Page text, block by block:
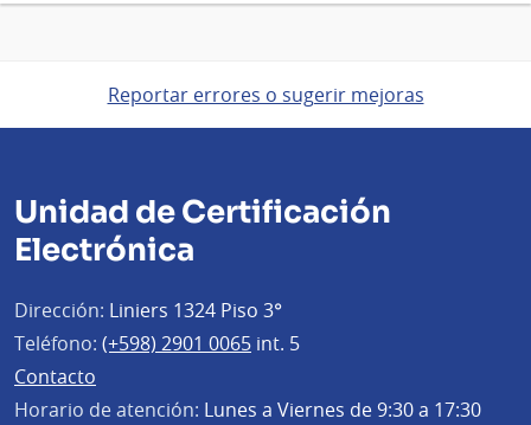
Reportar errores o sugerir mejoras
Unidad de Certificación
Electrónica
Dirección: Liniers 1324 Piso 3°
Teléfono: (+598) 2901 0065 int. 5
Contacto
Horario de atención: Lunes a Viernes de 9:30 a 17:30